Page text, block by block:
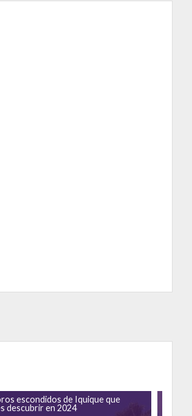
escondidos de Iquique que
descubrir en 2024